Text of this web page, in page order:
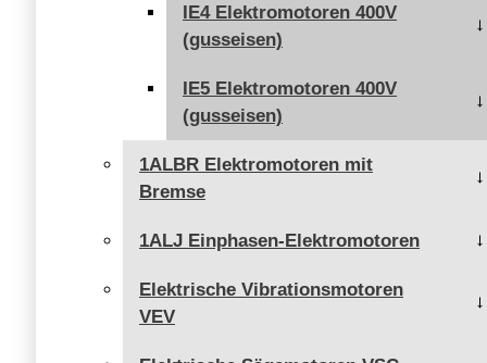
IE4 Elektromotoren 400V
(gusseisen)
IE5 Elektromotoren 400V
(gusseisen)
1ALBR Elektromotoren mit
Bremse
1ALJ Einphasen-Elektromotoren
Elektrische Vibrationsmotoren
VEV